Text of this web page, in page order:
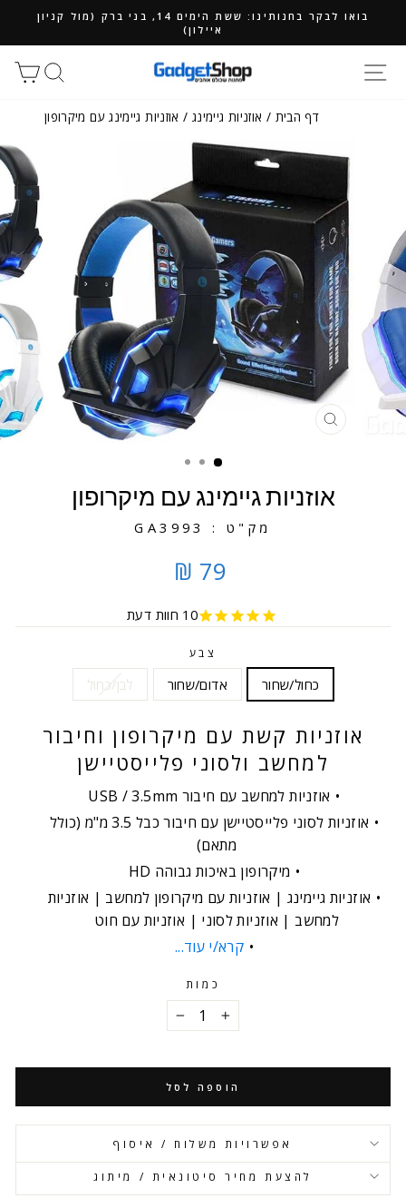
בואו לבקר בחנותינו: ששת הימים 14, בני ברק (מול קניון
איילון)
חיפוש
דף הבית / אוזניות גיימינג /אוזניות גיימינג עם מיקרופון
אוזניות גיימינג עם מיקרופון
מק"ט : GA3993
79 ₪
10 חוות דעת
צבע
כחול/שחור אדום/שחור לבן/כחול
אוזניות קשת עם מיקרופון וחיבור
למחשב ולסוני פלייסטיישן
אוזניות למחשב עם חיבור USB / 3.5mm
אוזניות לסוני פלייסטיישן עם חיבור כבל 3.5 מ"מ (כולל
מתאם)
מיקרופון באיכות גבוהה HD
אוזניות גיימינג | אוזניות עם מיקרופון למחשב | אוזניות
למחשב | אוזניות לסוני | אוזניות עם חוט
קרא/י עוד...
כמות
+
הוספה לסל
אפשרויות משלוח / איסוף
להצעת מחיר סיטונאית / מיתוג
סגירה